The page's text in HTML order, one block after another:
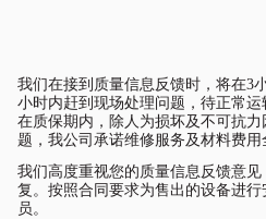
我们在接到质量信息反馈时，将在3
小时内赶到现场处理问题，待正常运
在质保期内，除人为损坏及不可抗
题，我公司承诺维修服务及材料费用
我们高度重视您的质量信息反馈意
复。按照合同要求为售出的设备进
员。